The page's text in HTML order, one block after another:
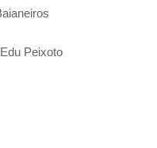
Peixoto